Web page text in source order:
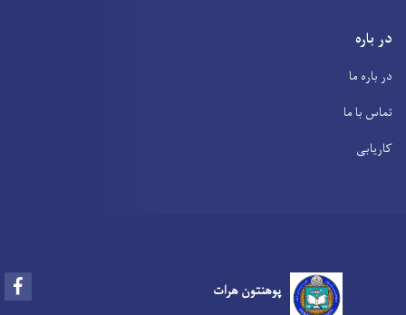
در باره
در باره ما
تماس با ما
کاریابی
پوهنتون هرات